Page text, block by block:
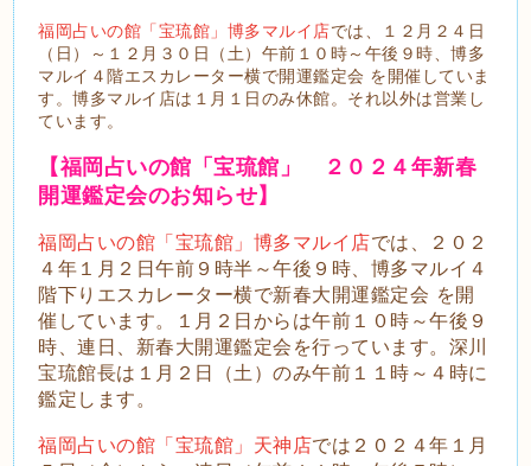
福岡占いの館「宝琉館」博多マルイ店では、１２月２４日
（日）～１２月３０日（土）午前１０時～午後９時、博多
マルイ４階エスカレーター横で開運鑑定会 を開催していま
す。博多マルイ店は１月１日のみ休館。それ以外は営業し
ています。
【福岡占いの館「宝琉館」 ２０２４年新春
開運鑑定会のお知らせ】
福岡占いの館「宝琉館」博多マルイ店では、２０２
４年１月２日午前９時半～午後９時、博多マルイ４
階下りエスカレーター横で新春大開運鑑定会 を開
催しています。１月２日からは午前１０時～午後９
時、連日、新春大開運鑑定会を行っています。深川
宝琉館長は１月２日（土）のみ午前１１時～４時に
鑑定します。
福岡占いの館「宝琉館」天神店では２０２４年１月